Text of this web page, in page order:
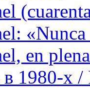
en
в 1980-х /